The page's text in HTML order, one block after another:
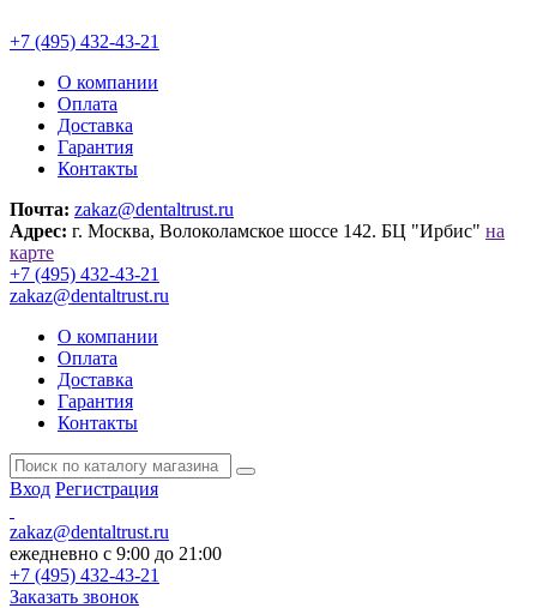
+7 (495) 432-43-21
О компании
Оплата
Доставка
Гарантия
Контакты
Почта: zakaz@dentaltrust.ru
Адрес: г. Москва, Волоколамское шоссе 142. БЦ "Ирбис" на
карте
+7 (495) 432-43-21
zakaz@dentaltrust.ru
О компании
Оплата
Доставка
Гарантия
Контакты
Вход Регистрация
zakaz@dentaltrust.ru
ежедневно с 9:00 до 21:00
+7 (495) 432-43-21
Заказать звонок